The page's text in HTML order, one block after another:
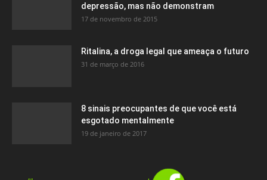
depressão, mas não demonstram
17 de novembro de 2015
Ritalina, a droga legal que ameaça o futuro
31 de março de 2016
8 sinais preocupantes de que você está
esgotado mentalmente
19 de janeiro de 2017